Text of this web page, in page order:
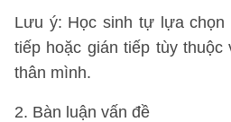
Lưu ý: Học sinh tự lựa
tiếp hoặc gián tiếp tùy thuộc
thân mình.
2. Bàn luận vấn đề